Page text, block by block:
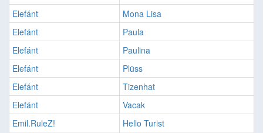
Elefánt
Mona Lisa
Elefánt
Paula
Elefánt
Paulina
Elefánt
Plüss
Elefánt
Tizenhat
Elefánt
Vacak
Emil.RuleZ!
Hello Turist